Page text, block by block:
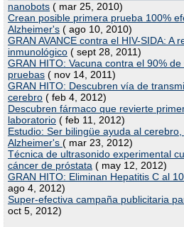
nanobots ( mar 25, 2010)
Crean posible primera prueba 100%
Alzheimer's ( ago 10, 2010)
GRAN AVANCE contra el HIV-SIDA: A
inmunológico ( sept 28, 2011)
GRAN HITO: Vacuna contra el 90%
pruebas ( nov 14, 2011)
GRAN HITO: Descubren vía de
cerebro ( feb 4, 2012)
Descubren fármaco que revierte
laboratorio ( feb 11, 2012)
Estudio: Ser bilingüe ayuda al
Alzheimer's ( mar 23, 2012)
Técnica de ultrasonido experimental
cáncer de próstata ( may 12, 2012)
GRAN HITO: Eliminan Hepatitis C al
ago 4, 2012)
Super-efectiva campaña publicitaria
oct 5, 2012)